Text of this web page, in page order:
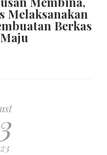
Melaksanakan
Berkas